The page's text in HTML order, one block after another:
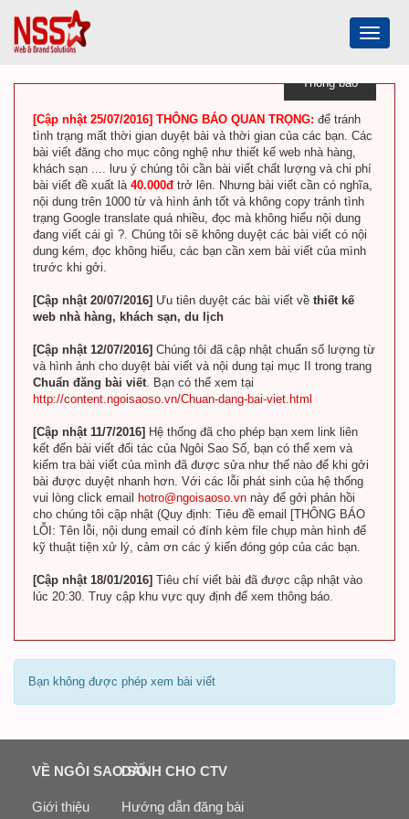
Toggle
Thông báo
[Cập nhật 25/07/2016] THÔNG BÁO QUAN TRỌNG: để tránh
tình trạng mất thời gian duyệt bài và thời gian của các bạn. Các
bài viết đăng cho mục công nghệ như thiết kế web nhà hàng,
khách sạn .... lưu ý chúng tôi cần bài viết chất lượng và chi phí
bài viết đề xuất là 40.000đ trở lên. Nhưng bài viết cần có nghĩa,
nội dung trên 1000 từ và hình ảnh tốt và không copy tránh tình
trạng Google translate quá nhiều, đọc mà không hiểu nội dung
đang viết cái gì ?. Chúng tôi sẽ không duyệt các bài viết có nội
dung kém, đọc không hiểu, các bạn cần xem bài viết của mình
trước khi gởi.
[Cập nhật 20/07/2016] Ưu tiên duyệt các bài viết về thiết kế
web nhà hàng, khách sạn, du lịch
[Cập nhật 12/07/2016] Chúng tôi đã cập nhật chuẩn số lượng từ
và hình ảnh cho duyệt bài viết và nội dung tại mục II trong trang
Chuẩn đăng bài viết. Bạn có thể xem tại
http://content.ngoisaoso.vn/Chuan-dang-bai-viet.html
[Cập nhật 11/7/2016] Hệ thống đã cho phép bạn xem link liên
kết đến bài viết đối tác của Ngôi Sao Số, bạn có thể xem và
kiểm tra bài viết của mình đã được sửa như thế nào để khi gởi
bài được duyệt nhanh hơn. Với các lỗi phát sinh của hệ thống
vui lòng click email
hotro@ngoisaoso.vn này để gởi phản hồi
cho chúng tôi cập nhật (Quy định: Tiêu đề email [THÔNG BÁO
LỖI: Tên lỗi, nội dung email có đính kèm file chụp màn hình để
kỹ thuật tiện xử lý, cảm ơn các ý kiến đóng góp của các bạn.
[Cập nhật 18/01/2016] Tiêu chí viết bài đã được cập nhật vào
lúc 20:30. Truy cập khu vực quy định để xem thông báo.
Bạn không được phép xem bài viết
VỀ NGÔI SAO SỐ
Giới thiệu
DÀNH CHO CTV
Hướng dẫn đăng bài